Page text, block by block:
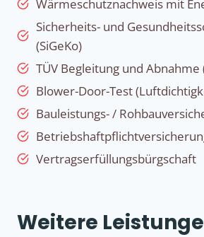
Wärmeschutznachweis mit
Sicherheits- und
(SiGeKo)
TÜV Begleitung und
Blower-Door-Test
Bauleistungs- /
Vertragserfüllungsbürgschaft
Weitere